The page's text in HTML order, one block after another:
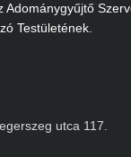
Testületének.
utca 117.